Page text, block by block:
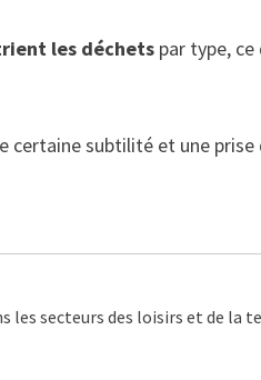
les déchets par type,
certaine subtilité et une
secteurs des loisirs et de la